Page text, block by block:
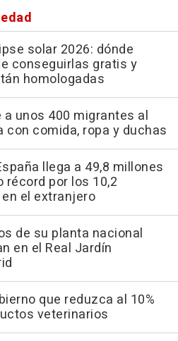
solar 2026: dónde
conseguirlas gratis y
homologadas
unos 400 migrantes al
con comida, ropa y duchas
llega a 49,8 millones
récord por los 10,2
el extranjero
de su planta nacional
en el Real Jardín
que reduzca al 10%
veterinarios